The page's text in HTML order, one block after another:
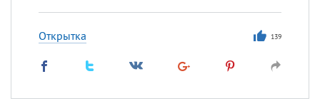
Открытка 139